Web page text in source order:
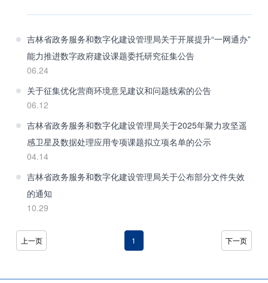
吉林省政务服务和数字化建设管理局关于开展提升“一网通办”
能力推进数字政府建设课题委托研究征集公告
06.24
关于征集优化营商环境意见建议和问题线索的公告
06.12
吉林省政务服务和数字化建设管理局关于2025年聚力攻坚遥
感卫星及数据处理应用专项课题拟立项名单的公示
04.14
吉林省政务服务和数字化建设管理局关于公布部分文件失效
的通知
10.29
上一页 1 下一页